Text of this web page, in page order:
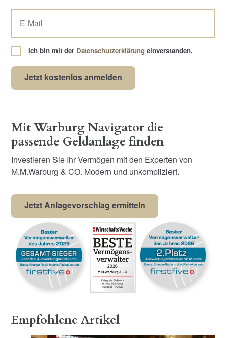
Ich bin mit der Datenschutzerklärung einverstanden.
Mit Warburg Navigator die
passende Geldanlage finden
Investieren Sie Ihr Vermögen mit den Experten von
M.M.Warburg & CO. Modern und unkompliziert.
Jetzt Anlagevorschlag ermitteln
Empfohlene Artikel